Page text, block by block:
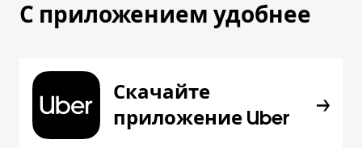
С приложением удобнее
Скачайте
приложение Uber